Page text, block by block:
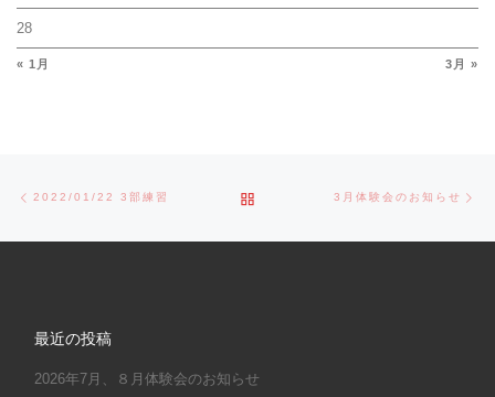
« 1月 3月 »
28
Post navigation
2022/01/22 3部練習 BACK TO POST LIST
3月体験会のお知らせ
最近の投稿
2026年7月、８月体験会のお知らせ